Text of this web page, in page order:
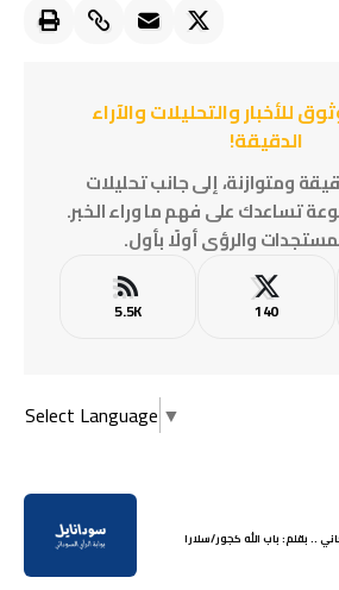
للأخبار والتحليلات والآراء
الدقيقة!
ومتوازنة، إلى جانب تحليلات
تساعدك على فهم ما وراء الخبر.
والرؤى أولًا بأول.
140
5.5K
Select Language ▼
.. بقلم: باب الله كجور/سلارا